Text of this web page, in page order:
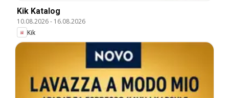
Kik Katalog
10.08.2026- 16.08.2026
Kik